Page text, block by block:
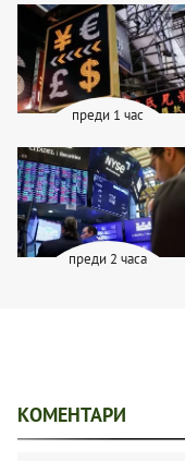
преди 1 час
преди 2 часа
КОМЕНТАРИ